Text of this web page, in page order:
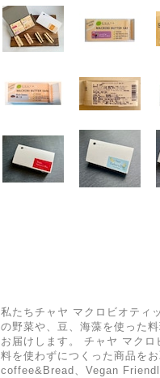
私たちチャヤ マクロビオティ
の野菜や、豆、海藻を使った
お届けします。 チャヤ マク
料を使わずにつくった商品を
coffee&Bread、Vegan